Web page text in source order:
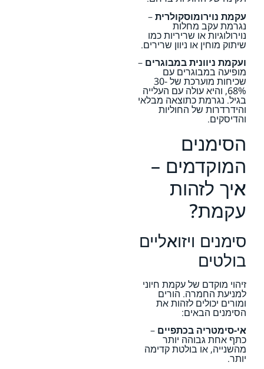
עקמת נוירומוסקולרית–
נגרמת עקב מחלות
נוירולוגיות או שריריות כמו
שיתוק מוחין או ניוון שרירים.
ועקמת ניוונית במבוגרים –
מופיעה במבוגרים עם
שכיחות מוערכת של 30-
68%, והיא עולה עם העלייה
בגיל. נגרמת כתוצאה מבלאי
והידרדרות של החוליות
והדיסקים.
הסימנים
המוקדמים –
איך לזהות
עקמת?
סימנים ויזואליים
בולטים
זיהוי מוקדם של עקמת חיוני
למניעת החמרה. הורים
ומורים יכולים לזהות את
הסימנים הבאים:
אי-סימטריה בכתפיים –
כתף אחת גבוהה יותר
מהשנייה, או בולטת קדימה
יותר.